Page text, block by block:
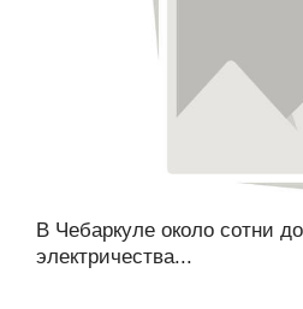
В Чебаркуле около сотни
электричества...